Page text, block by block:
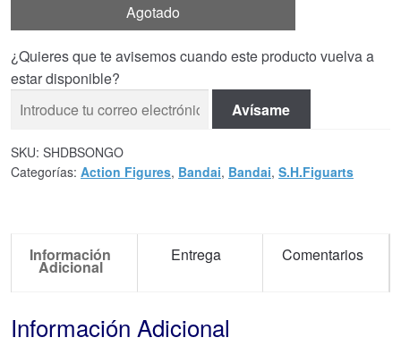
Agotado
¿Quieres que te avisemos cuando este producto vuelva a
estar disponible?
Avísame
SKU: SHDBSONGO
Categorías: Action Figures, Bandai, Bandai, S.H.Figuarts
Información
Adicional
Entrega Comentarios
Información Adicional